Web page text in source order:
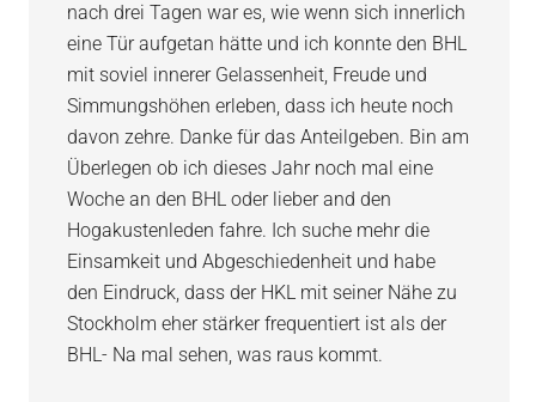
nach drei Tagen war es, wie wenn sich innerlich
eine Tür aufgetan hätte und ich konnte den BHL
mit soviel innerer Gelassenheit, Freude und
Simmungshöhen erleben, dass ich heute noch
davon zehre. Danke für das Anteilgeben. Bin am
Überlegen ob ich dieses Jahr noch mal eine
Woche an den BHL oder lieber and den
Hogakustenleden fahre. Ich suche mehr die
Einsamkeit und Abgeschiedenheit und habe
den Eindruck, dass der HKL mit seiner Nähe zu
Stockholm eher stärker frequentiert ist als der
BHL- Na mal sehen, was raus kommt.